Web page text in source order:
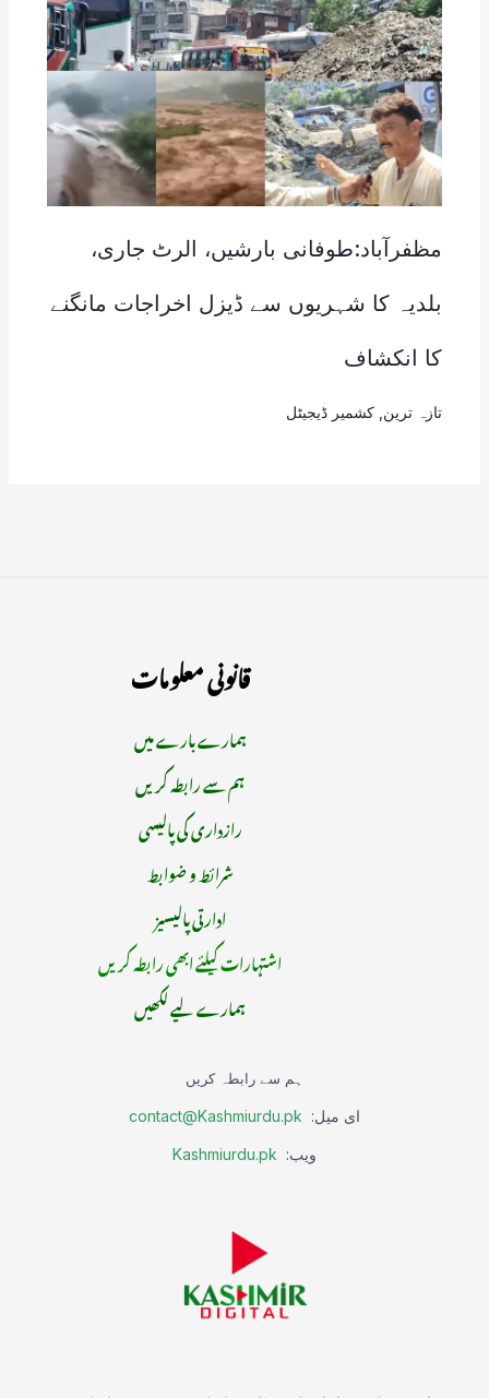
مظفرآباد:طوفانی بارشیں، الرٹ جاری،
بلدیہ کا شہریوں سے ڈیزل اخراجات مانگنے
کا انکشاف
تازہ ترین کشمیر ڈیجیٹل
قانونی معلومات
ہمارے بارے میں
ہم سے رابطہ کریں
رازداری کی پالیسی
شرائط و ضوابط
ادارتی پالیسیز
اشتہارات کیلئے ابھی رابطہ کریں
ہمارے لیے لکھیں
ہم سے رابطہ کریں
ای میل: contact@Kashmiurdu.pk
ویب: Kashmiurdu.pk